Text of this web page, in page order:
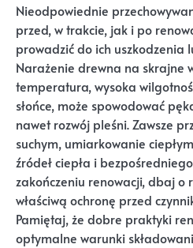
Nieodpowiednie
przed, w trakcie, jak i po
prowadzić do ich uszkodzenia
Narażenie drewna na skrajne
temperatura, wysoka
słońce, może spowodować
nawet rozwój pleśni. Zawsze
suchym, umiarkowanie
źródeł ciepła i
zakończeniu renowacji, dbaj
właściwą ochronę przed
Pamiętaj, że dobre praktyki
optymalne warunki